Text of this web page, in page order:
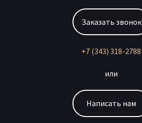
Заказать звонок
+7 (343) 318-2788
или
Написать нам